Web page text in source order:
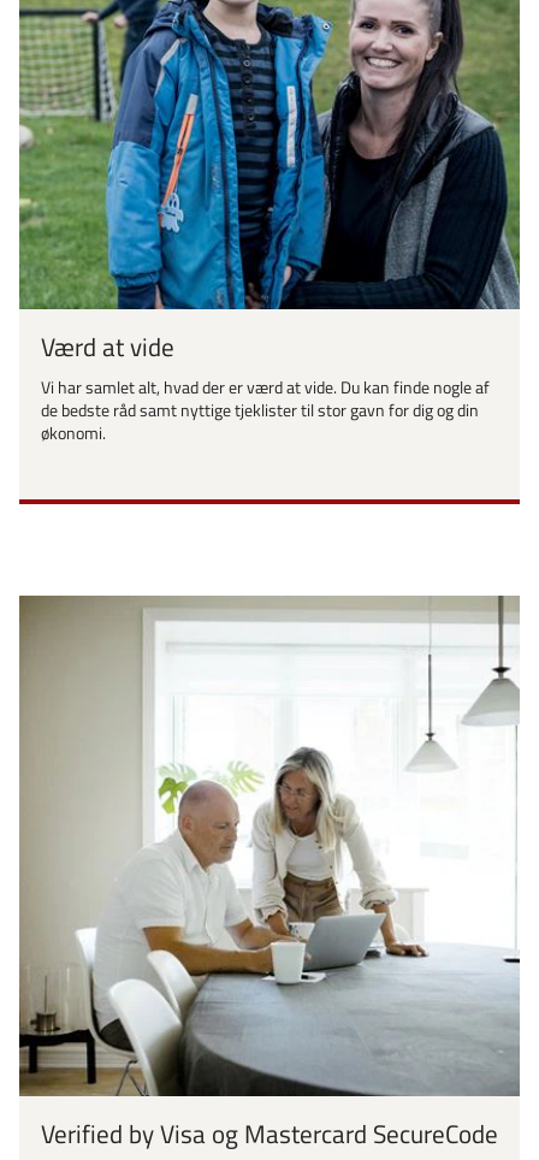
Værd at vide
Vi har samlet alt, hvad der er værd at vide. Du kan finde nogle af
de bedste råd samt nyttige tjeklister til stor gavn for dig og din
økonomi.
Verified by Visa og Mastercard SecureCode